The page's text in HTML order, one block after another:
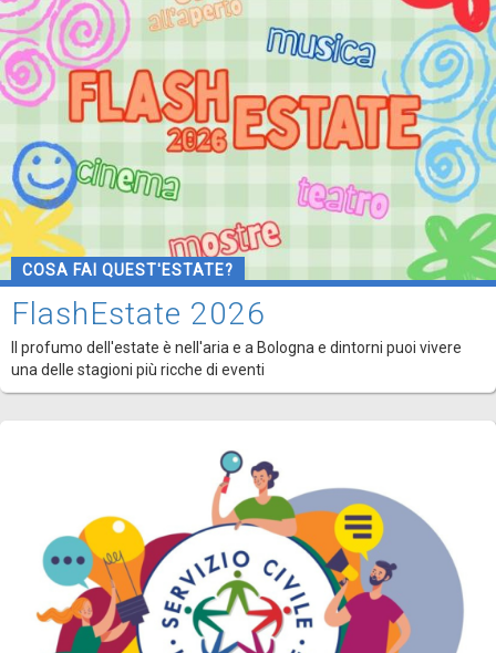
COSA FAI QUEST'ESTATE?
FlashEstate 2026
Il profumo dell'estate è nell'aria e a Bologna e dintorni puoi vivere
una delle stagioni più ricche di eventi